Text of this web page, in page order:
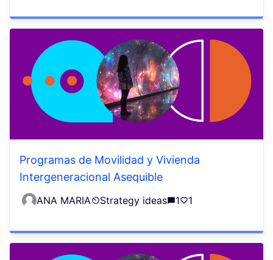
Programas de Movilidad y Vivienda
Intergeneracional Asequible
ANA MARIA Strategy ideas 1 1